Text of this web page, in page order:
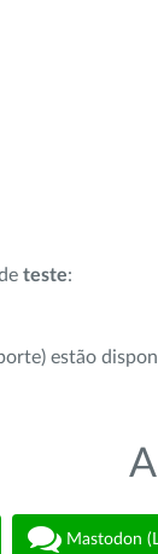
teste:
estão
Mastodon